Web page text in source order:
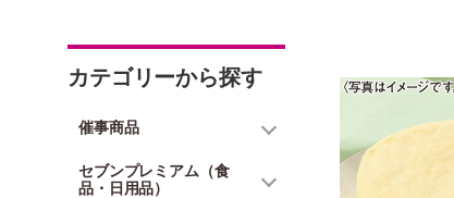
カテゴリーから探す
催事商品
セブンプレミアム（食
品・日用品）